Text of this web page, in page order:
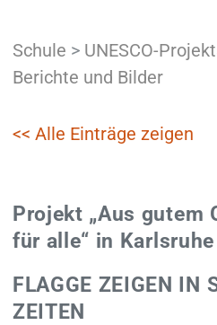
Schule > UNESCO-
Berichte und Bilder
<< Alle Einträge zeigen
Projekt „Aus gutem
für alle“ in Karlsruhe
FLAGGE ZEIGEN IN
ZEITEN